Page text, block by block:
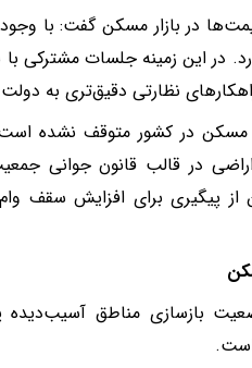
در بازار مسکن گفت: با
در این زمینه جلسات مشترکی
نظارتی دقیق‌تری به دولت
مسکن در کشور متوقف نشده
اراضی در قالب قانون جوانی
پیگیری برای افزایش سقف
بازسازی مناطق آسیب‌دیده
است.